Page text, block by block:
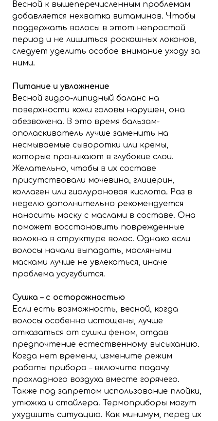
Весной к вышеперечисленным проблемам
добавляется нехватка витаминов. Чтобы
поддержать волосы в этот непростой
период и не лишиться роскошных локонов,
следует уделить особое внимание уходу за
ними.
Питание и увлажнение
Весной гидро-липидный баланс на
поверхности кожи головы нарушен, она
обезвожена. В это время бальзам-
ополаскиватель лучше заменить на
несмываемые сыворотки или кремы,
которые проникают в глубокие слои.
Желательно, чтобы в их составе
присутствовали мочевина, глицерин,
коллаген или гиалуроновая кислота. Раз в
неделю дополнительно рекомендуется
наносить маску с маслами в составе. Она
поможет восстановить поврежденные
волокна в структуре волос. Однако если
волосы начали выпадать, масляными
масками лучше не увлекаться, иначе
проблема усугубится.
Сушка – с осторожностью
Если есть возможность, весной, когда
волосы особенно истощены, лучше
отказаться от сушки феном, отдав
предпочтение естественному высыханию.
Когда нет времени, измените режим
работы прибора – включите подачу
прохладного воздуха вместе горячего.
Также под запретом использование плойки,
утюжка и стайлера. Термоприборы могут
ухудшить ситуацию. Как минимум, перед их